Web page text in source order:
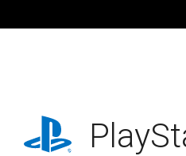
往
playstation.com